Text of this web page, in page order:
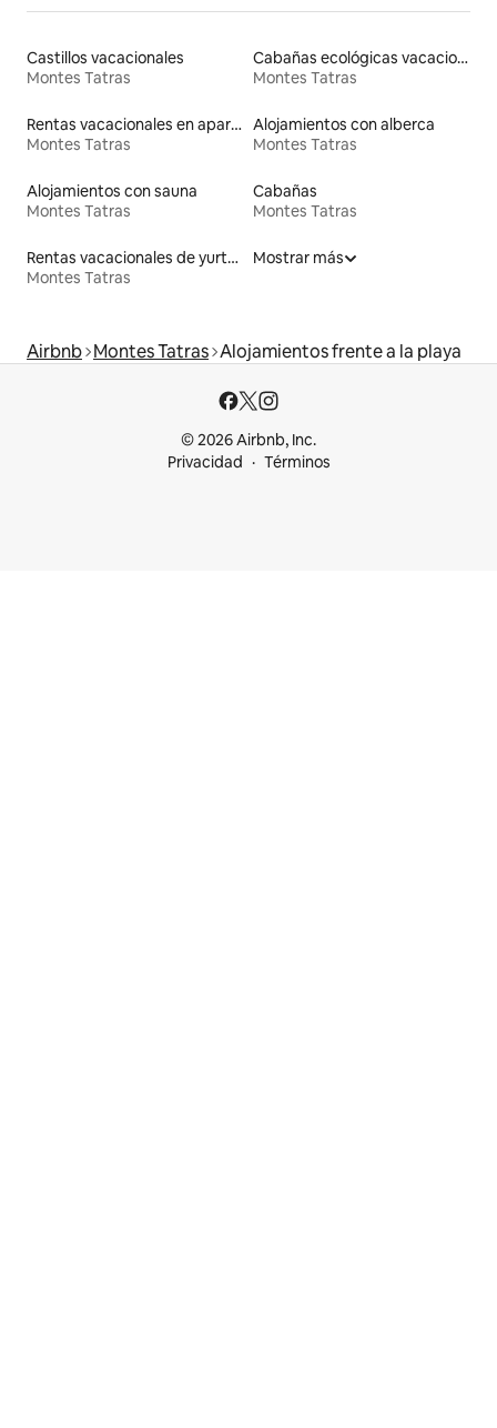
Castillos vacacionales
Montes Tatras
Cabañas ecológicas vacacionales
Montes Tatras
Rentas vacacionales en apartoteles
Montes Tatras
Alojamientos con alberca
Montes Tatras
Alojamientos con sauna
Montes Tatras
Cabañas
Montes Tatras
Rentas vacacionales de yurtas con jacuzzi
Montes Tatras
Mostrar más
Airbnb Montes Tatras Alojamientos frente a la playa
© 2026 Airbnb, Inc.
Privacidad
Términos